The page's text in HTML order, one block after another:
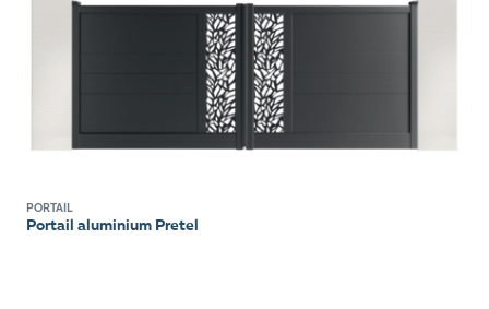
PORTAIL
Portail aluminium Pretel